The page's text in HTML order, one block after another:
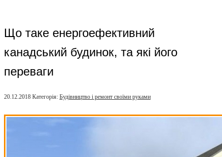
Що таке енергоефективний
канадський будинок, та які його
переваги
20.12.2018 Категорія: Будівництво і ремонт своїми руками